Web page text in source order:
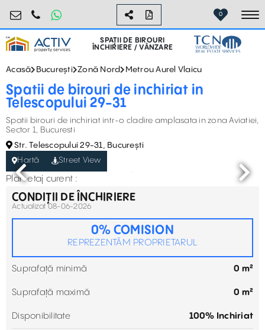
birouri@activpropertyservices.ro
0724.584.442 0
SPAȚII DE BIROURI
ÎNCHIRIERE / VÂNZARE
Acasă București Zonă Nord Metrou Aurel Vlaicu
Spatii de birouri de inchiriat in
Telescopului 29-31
Spatii birouri de inchiriat intr-o cladire amplasata in zona Aviatiei,
Sector 1, Bucuresti
Str. Telescopului 29-31, București
Hartă
Street View
Plan etaj curent :
CONDIȚII DE ÎNCHIRIERE
Actualizat 08-06-2026
0% COMISION
REPREZENTĂM PROPRIETARUL
Suprafață minimă 0 m²
Suprafață maximă 0 m²
Disponibilitate 100% Inchiriat